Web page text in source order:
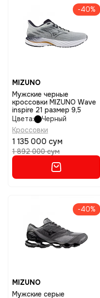
-40%
MIZUNO
Мужские черные
кроссовки MIZUNO Wave
inspire 21 размер 9,5
Цвета:
Черный
Кроссовки
1 135 000 сум
1 892 000 сум
-40%
MIZUNO
Мужские серые